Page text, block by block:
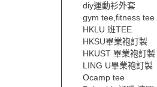
diy運動衫外套
gym tee,fitness tee
HKLU 班TEE
HKSU畢業袍訂製
HKUST 畢業袍訂製
LING U畢業袍訂製
Ocamp tee